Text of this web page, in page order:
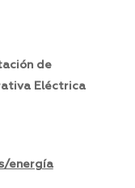
de
Eléctrica
energía